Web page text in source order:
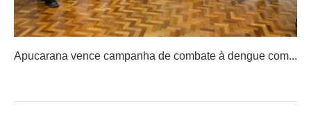
Apucarana vence campanha de combate à dengue com...